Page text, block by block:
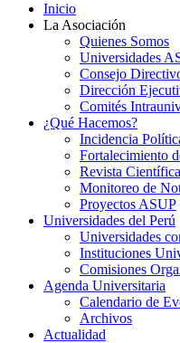
Inicio
La Asociación
Quienes Somos
Universidades
Consejo
Dirección
Comités
¿Qué Hacemos?
Incidencia
Fortalecimiento
Revista Científica
Monitoreo de
Proyectos ASUP
Universidades del Perú
Universidades
Instituciones
Comisiones
Agenda Universitaria
Calendario de
Archivos
Actualidad